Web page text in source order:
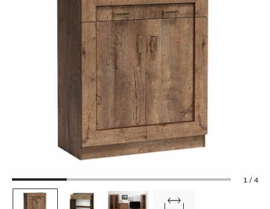
Ingyenes visszaküldés 365 napon belül
+36 1 550 7624
4.7
1 / 4